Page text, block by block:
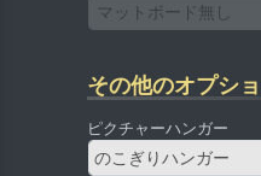
マットボード無し
その他のオプシ
ピクチャーハンガー
のこぎりハンガー